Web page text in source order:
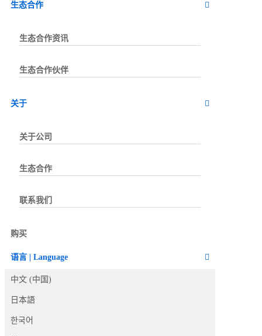
生态合作
生态合作资讯
生态合作伙伴
关于
关于公司
生态合作
联系我们
购买
语言 | Language
中文 (中国)
日本語
한국어